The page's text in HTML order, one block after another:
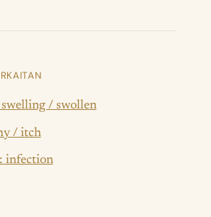
/ swollen
/ itch
infection